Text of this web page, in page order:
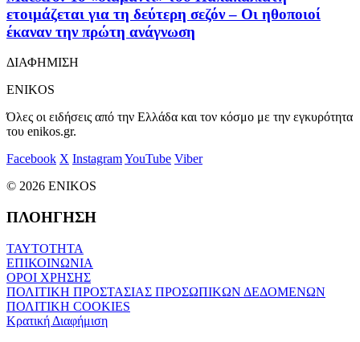
ετοιμάζεται για τη δεύτερη σεζόν – Οι ηθοποιοί
έκαναν την πρώτη ανάγνωση
ΔΙΑΦΗΜΙΣΗ
ENIKOS
Όλες οι ειδήσεις από την Ελλάδα και τον κόσμο με την εγκυρότητα
του enikos.gr.
Facebook X InstagramYouTube Viber
© 2026 ENIKOS
ΠΛΟΗΓΗΣΗ
ΤΑΥΤΟΤΗΤΑ
ΕΠΙΚΟΙΝΩΝΙΑ
ΟΡΟΙ ΧΡΗΣΗΣ
ΠΟΛΙΤΙΚΗ ΠΡΟΣΤΑΣΙΑΣ ΠΡΟΣΩΠΙΚΩΝ ΔΕΔΟΜΕΝΩΝ
ΠΟΛΙΤΙΚΗ COOKIES
Κρατική Διαφήμιση